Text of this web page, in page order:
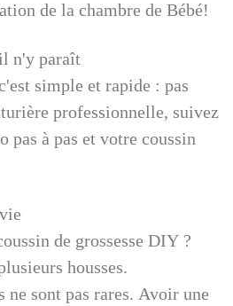
de la chambre de Bébé!
n'y paraît
simple et rapide : pas
professionnelle, suivez
pas à pas et votre coussin
de grossesse DIY ?
housses.
ne sont pas rares. Avoir une